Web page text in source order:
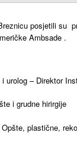
posjetili su
Ambsade .
urolog – Direktor
i grudne hirirgije
plastične,